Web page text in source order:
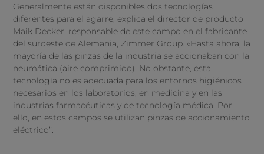
Generalmente están disponibles dos tecnologías
diferentes para el agarre, explica el director de producto
Maik Decker, responsable de este campo en el fabricante
del suroeste de Alemania, Zimmer Group. «Hasta ahora, la
mayoría de las pinzas de la industria se accionaban con la
neumática (aire comprimido). No obstante, esta
tecnología no es adecuada para los entornos higiénicos
necesarios en los laboratorios, en medicina y en las
industrias farmacéuticas y de tecnología médica. Por
ello, en estos campos se utilizan pinzas de accionamiento
eléctrico”.